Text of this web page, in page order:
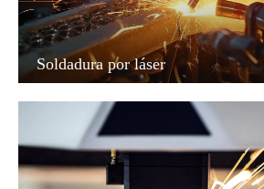
Soldadura por láser